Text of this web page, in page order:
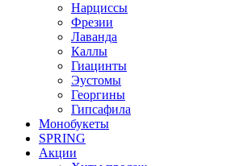
Нарциссы
Фрезии
Лаванда
Каллы
Гиацинты
Эустомы
Георгины
Гипсафила
Монобукеты
SPRING
Акции